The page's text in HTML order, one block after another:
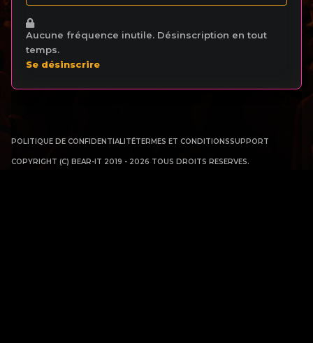
Aucune fréquence inutile. Désinscription en tout
temps.
Se désinscrire
POLITIQUE DE CONFIDENTIALITÉTERMES ET CONDITIONSSUPPORT
COPYRIGHT (C) BEAR-IT 2019 - 2026 TOUS DROITS RESERVES.